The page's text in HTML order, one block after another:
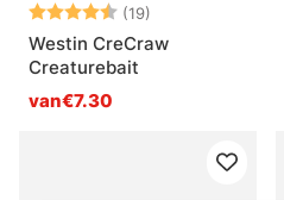
Beoordeling:
(19)
Westin CreCraw
Creaturebait
van€7.30